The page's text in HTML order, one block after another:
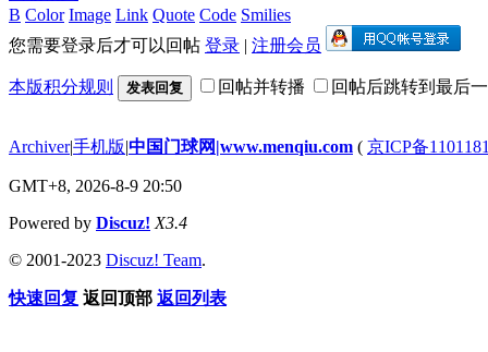
B Color Image Link Quote Code Smilies
您需要登录后才可以回帖 登录 | 注册会员
本版积分规则 发表回复 回帖并转播 回帖后跳转到最后
Archiver|手机版|中国门球网|www.menqiu.com ( 京ICP备
GMT+8, 2026-8-9 20:50
Powered by Discuz! X3.4
© 2001-2023 Discuz! Team.
快速回复 返回顶部 返回列表